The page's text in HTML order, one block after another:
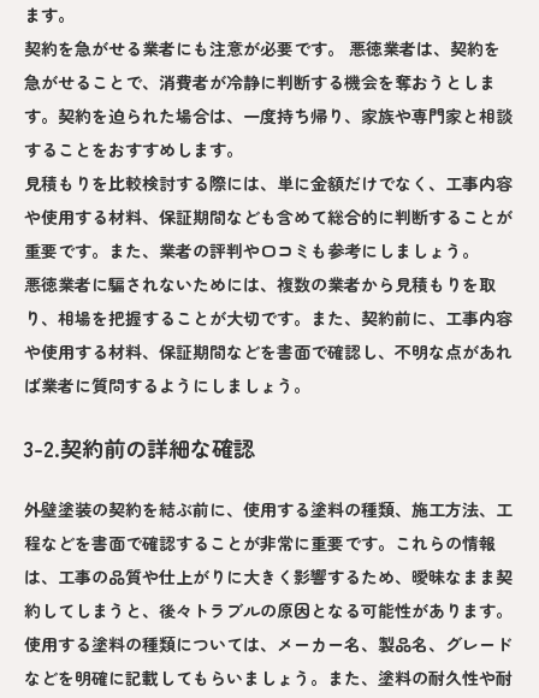
ます。
契約を急がせる業者にも注意が必要です。 悪徳業者は、契約を
急がせることで、消費者が冷静に判断する機会を奪おうとしま
す。契約を迫られた場合は、一度持ち帰り、家族や専門家と相談
することをおすすめします。
見積もりを比較検討する際には、単に金額だけでなく、工事内容
や使用する材料、保証期間なども含めて総合的に判断することが
重要です。また、業者の評判や口コミも参考にしましょう。
悪徳業者に騙されないためには、複数の業者から見積もりを取
り、相場を把握することが大切です。また、契約前に、工事内容
や使用する材料、保証期間などを書面で確認し、不明な点があれ
ば業者に質問するようにしましょう。
3-2.契約前の詳細な確認
外壁塗装の契約を結ぶ前に、使用する塗料の種類、施工方法、工
程などを書面で確認することが非常に重要です。これらの情報
は、工事の品質や仕上がりに大きく影響するため、曖昧なまま契
約してしまうと、後々トラブルの原因となる可能性があります。
使用する塗料の種類については、メーカー名、製品名、グレード
などを明確に記載してもらいましょう。また、塗料の耐久性や耐